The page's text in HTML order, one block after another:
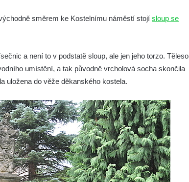
směrem ke Kostelnímu náměstí stojí sloup se
a není to v podstatě sloup, ale jen jeho torzo. Těleso
umístění, a tak původně vrcholová socha skončila
uložena do věže děkanského kostela.